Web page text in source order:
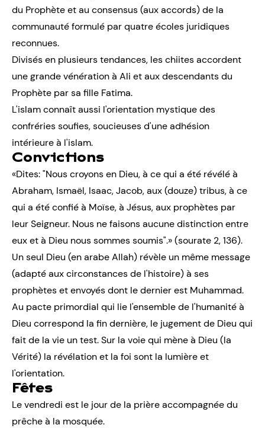
du Prophète et au consensus (aux accords) de la
communauté formulé par quatre écoles juridiques
reconnues.
Divisés en plusieurs tendances, les chiites accordent
une grande vénération à Ali et aux descendants du
Prophète par sa fille Fatima.
L'islam connaît aussi l'orientation mystique des
confréries soufies, soucieuses d'une adhésion
intérieure à l'islam.
Convictions
«Dites: "Nous croyons en Dieu, à ce qui a été révélé à
Abraham, Ismaël, Isaac, Jacob, aux (douze) tribus, à ce
qui a été confié à Moïse, à Jésus, aux prophètes par
leur Seigneur. Nous ne faisons aucune distinction entre
eux et à Dieu nous sommes soumis".» (sourate 2, 136).
Un seul Dieu (en arabe Allah) révèle un même message
(adapté aux circonstances de l'histoire) à ses
prophètes et envoyés dont le dernier est Muhammad.
Au pacte primordial qui lie l'ensemble de l'humanité à
Dieu correspond la fin dernière, le jugement de Dieu qui
fait de la vie un test. Sur la voie qui mène à Dieu (la
Vérité) la révélation et la foi sont la lumière et
l'orientation.
Fêtes
Le vendredi est le jour de la prière accompagnée du
prêche à la mosquée.